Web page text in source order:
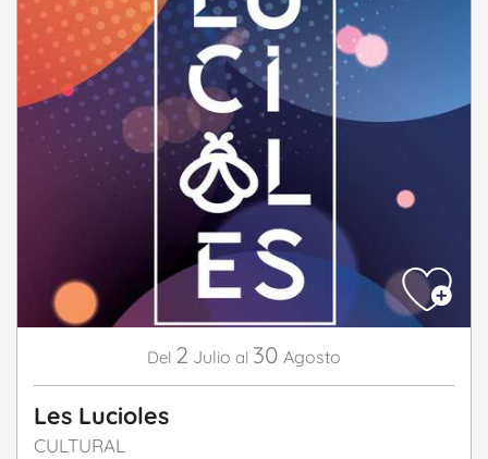
Del 2 Julio al 30 Agosto
Les Lucioles
CULTURAL